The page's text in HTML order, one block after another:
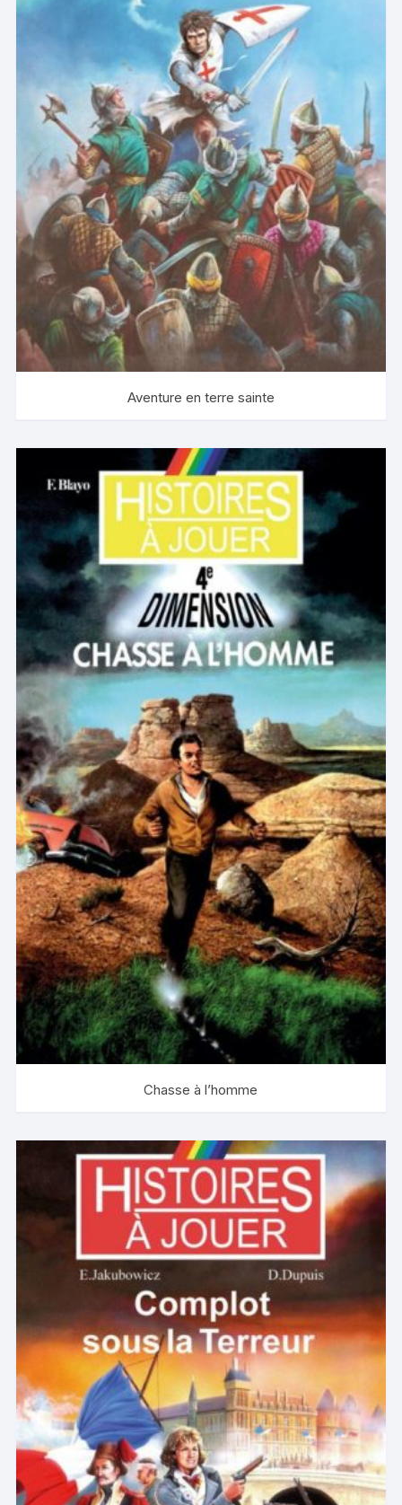
Aventure en terre sainte
Chasse à l’homme